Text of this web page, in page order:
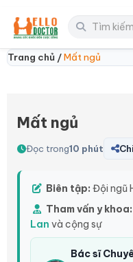
Trang chủ /Mất ngủ
Mất ngủ
Đọc trong10 phút
Biên tập: Đội ngũ
Tham vấn y khoa:
Lan và cộng sự
Bác sĩ